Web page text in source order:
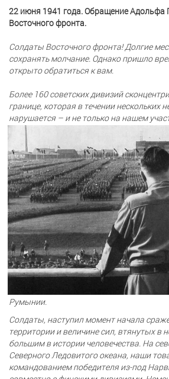
22 июня 1941 года. Обращение Адольфа
Восточного фронта.
Солдаты Восточного фронта! Долгие
сохранять молчание. Однако пришло
открыто обратиться к вам.
Более 160 советских дивизий
границе, которая в течении нескольких
нарушается – и не только на нашем
Румынии.
Солдаты, наступил момент начала
территории и величине сил, втянутых в
большим в истории человечества. На
Северного Ледовитого океана, наши
командованием победителя из-под